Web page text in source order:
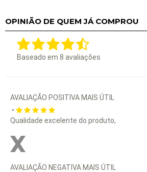
OPINIÃO DE QUEM JÁ COMPROU
Baseado em 8 avaliações
AVALIAÇÃO POSITIVA MAIS ÚTIL
•
Qualidade excelente do produto,
AVALIAÇÃO NEGATIVA MAIS ÚTIL